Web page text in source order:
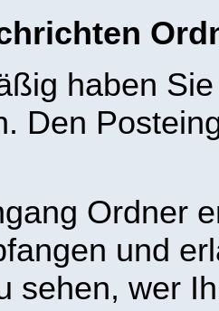
haben
Den
Ordner
und
sehen, wer